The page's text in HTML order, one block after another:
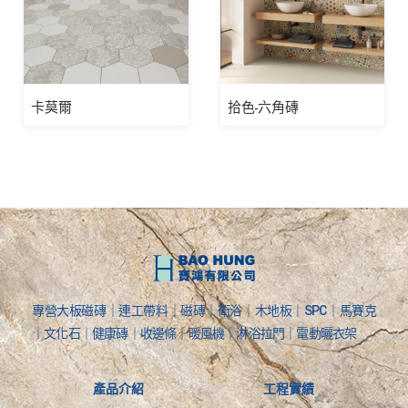
卡莫爾 拾色-六角磚
專營大板磁磚｜連工帶料｜磁磚｜衛浴｜木地板｜SPC｜馬賽克
｜文化石｜健康磚｜收邊條｜暖風機｜淋浴拉門｜電動曬衣架
產品介紹 工程實績